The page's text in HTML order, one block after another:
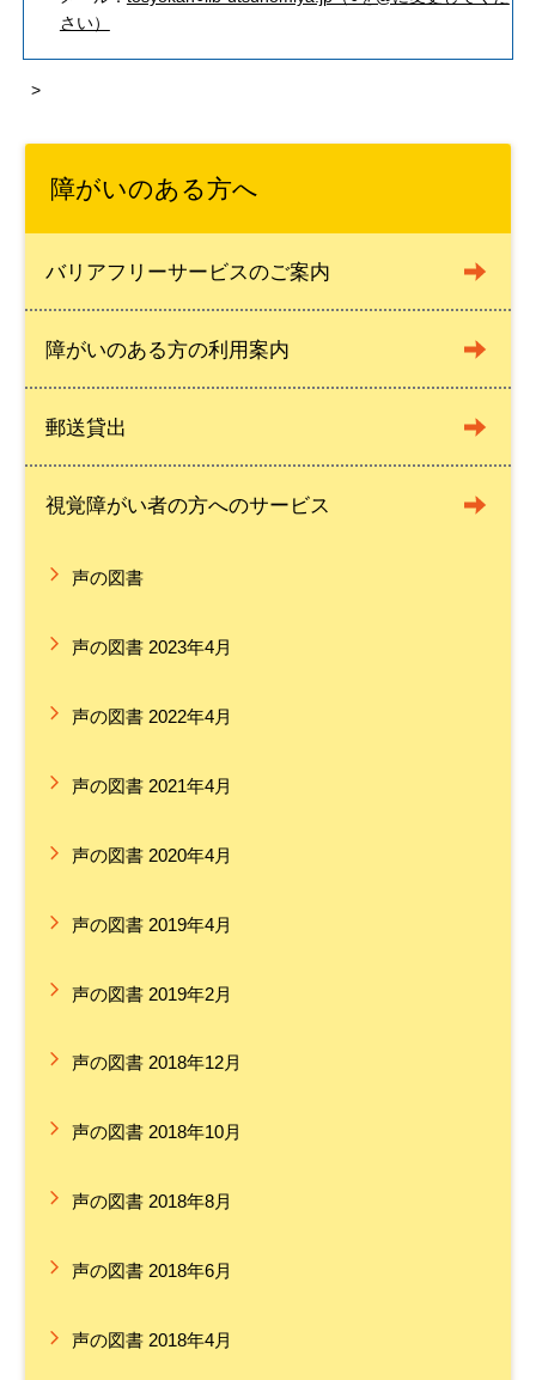
さい）
>
障がいのある方へ
バリアフリーサービスのご案内
障がいのある方の利用案内
郵送貸出
視覚障がい者の方へのサービス
声の図書
声の図書 2023年4月
声の図書 2022年4月
声の図書 2021年4月
声の図書 2020年4月
声の図書 2019年4月
声の図書 2019年2月
声の図書 2018年12月
声の図書 2018年10月
声の図書 2018年8月
声の図書 2018年6月
声の図書 2018年4月